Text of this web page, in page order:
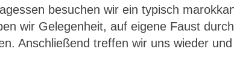
besuchen wir ein typisch
wir Gelegenheit, auf eigene Faust
Anschließend treffen wir uns wieder